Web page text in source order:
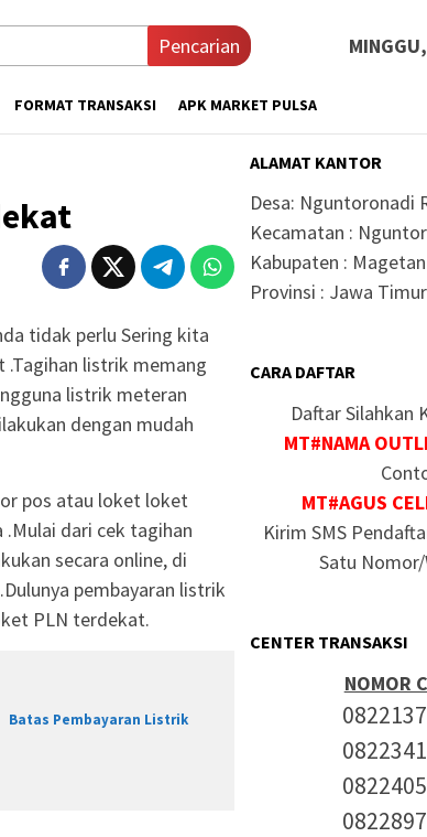
Pencarian
FORMAT TRANSAKSI APK MARKET PULSA
tidak perlu Sering kita
listrik memang
listrik meteran
dengan mudah
pos atau loket loket
dari cek tagihan
secara online, di
pembayaran listrik
PLN terdekat.
Batas Pembayaran Listrik
ALAMAT KANTOR
Desa: Nguntoronadi
Kecamatan :
Kabupaten : Magetan
Provinsi : Jawa Timur
CARA DAFTAR
Daftar Silahkan
MT#NAMA
MT#AGUS
Kirim SMS
Satu
CENTER TRANSAKSI
NOMOR